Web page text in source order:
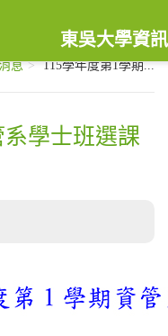
東吳大學資
息 115學年度第1學期...
學士班選課